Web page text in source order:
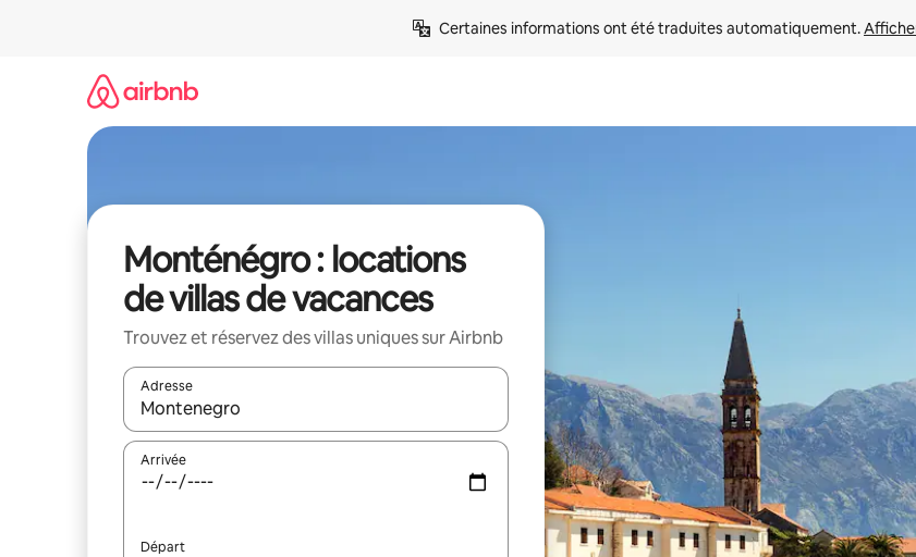
Certaines informations ont été traduites automatiquement.
Monténégro : locations
de villas de vacances
Trouvez et réservez des villas uniques sur Airbnb
Adresse
Lorsque les résultats s'affichent, utilisez les flèches vers le haut et vers le bas pour les parcourir ou en
Arrivée
Départ